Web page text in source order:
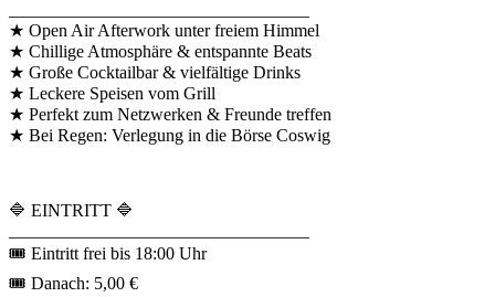
★ Open Air Afterwork unter freiem Himmel
★ Chillige Atmosphäre & entspannte Beats
★ Große Cocktailbar & vielfältige Drinks
★ Leckere Speisen vom Grill
★ Perfekt zum Netzwerken & Freunde treffen
★ Bei Regen: Verlegung in die Börse Coswig
🔷 EINTRITT 🔷
🎟 Eintritt frei bis 18:00 Uhr
🎟 Danach: 5,00 €